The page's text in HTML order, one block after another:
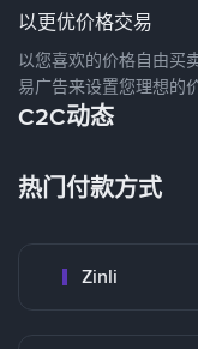
以更优价格交易
以您喜欢的价格自由买
易广告来设置您理想的价
C2C动态
热门付款方式
Zinli